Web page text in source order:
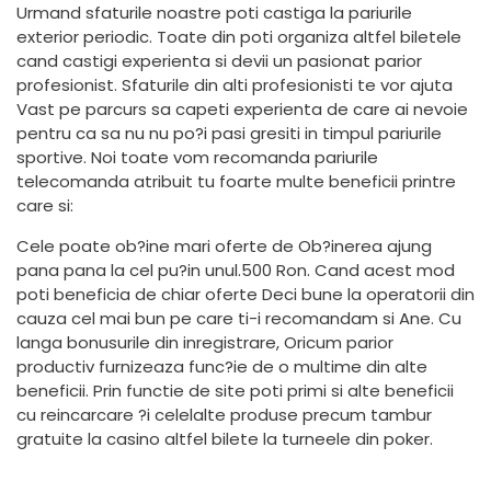
Urmand sfaturile noastre poti castiga la pariurile
exterior periodic. Toate din poti organiza altfel biletele
cand castigi experienta si devii un pasionat parior
profesionist. Sfaturile din alti profesionisti te vor ajuta
Vast pe parcurs sa capeti experienta de care ai nevoie
pentru ca sa nu nu po?i pasi gresiti in timpul pariurile
sportive. Noi toate vom recomanda pariurile
telecomanda atribuit tu foarte multe beneficii printre
care si:
Cele poate ob?ine mari oferte de Ob?inerea ajung
pana pana la cel pu?in unul.500 Ron. Cand acest mod
poti beneficia de chiar oferte Deci bune la operatorii din
cauza cel mai bun pe care ti-i recomandam si Ane. Cu
langa bonusurile din inregistrare, Oricum parior
productiv furnizeaza func?ie de o multime din alte
beneficii. Prin functie de site poti primi si alte beneficii
cu reincarcare ?i celelalte produse precum tambur
gratuite la casino altfel bilete la turneele din poker.